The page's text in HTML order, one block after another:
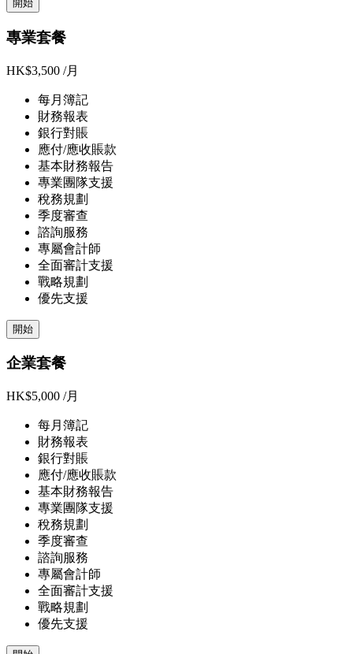
開始
專業套餐
HK$3,500 /月
每月簿記
財務報表
銀行對賬
應付/應收賬款
基本財務報告
專業團隊支援
稅務規劃
季度審查
諮詢服務
專屬會計師
全面審計支援
戰略規劃
優先支援
開始
企業套餐
HK$5,000 /月
每月簿記
財務報表
銀行對賬
應付/應收賬款
基本財務報告
專業團隊支援
稅務規劃
季度審查
諮詢服務
專屬會計師
全面審計支援
戰略規劃
優先支援